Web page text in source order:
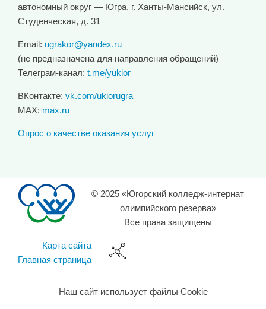
автономный округ — Югра, г. Ханты-Мансийск, ул.
Студенческая, д. 31
Email: ugrakor@yandex.ru
(не предназначена для направления обращений)
Телеграм-канал: t.me/yukior
ВКонтакте: vk.com/ukiorugra
MAX: max.ru
Опрос о качестве оказания услуг
© 2025 «Югорский колледж-интернат
олимпийского резерва»
Все права защищены
Карта сайта
Главная страница
Наш сайт использует файлы Cookie